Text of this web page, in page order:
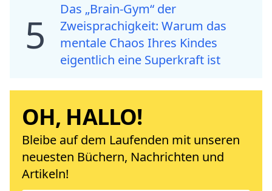
5
Das „Brain-Gym“ der
Zweisprachigkeit: Warum das
mentale Chaos Ihres Kindes
eigentlich eine Superkraft ist
OH, HALLO!
Bleibe auf dem Laufenden mit unseren
neuesten Büchern, Nachrichten und
Artikeln!